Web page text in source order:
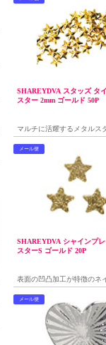
SHAREYDVA スタッズ タ
スター 2mm ゴールド 50P
マルチに活耀するメタルス
メール便
SHAREYDVA シャインプレ
スターS ゴールド 20P
表面の凹凸加工が特徴のネ
メール便